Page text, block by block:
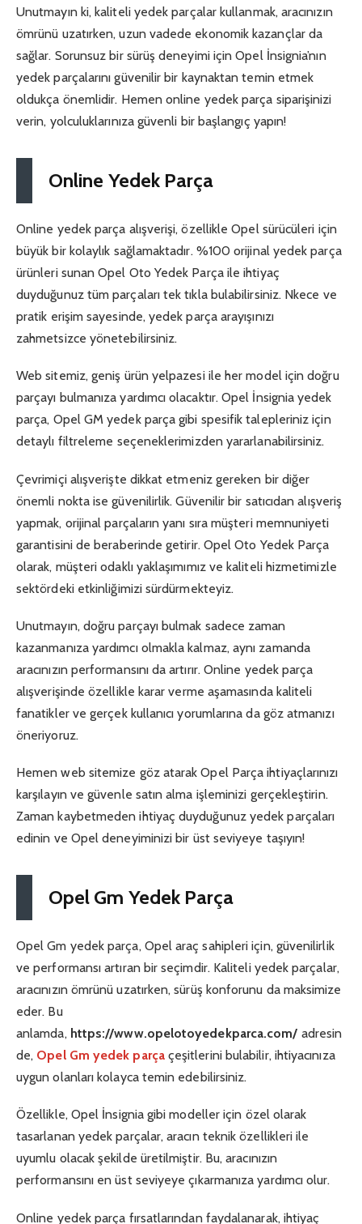
Unutmayın ki, kaliteli yedek parçalar kullanmak, aracınızın
ömrünü uzatırken, uzun vadede ekonomik kazançlar da
sağlar. Sorunsuz bir sürüş deneyimi için Opel İnsignia’nın
yedek parçalarını güvenilir bir kaynaktan temin etmek
oldukça önemlidir. Hemen online yedek parça siparişinizi
verin, yolculuklarınıza güvenli bir başlangıç yapın!
Online Yedek Parça
Online yedek parça alışverişi, özellikle Opel sürücüleri için
büyük bir kolaylık sağlamaktadır. %100 orijinal yedek parça
ürünleri sunan Opel Oto Yedek Parça ile ihtiyaç
duyduğunuz tüm parçaları tek tıkla bulabilirsiniz. Nkece ve
pratik erişim sayesinde, yedek parça arayışınızı
zahmetsizce yönetebilirsiniz.
Web sitemiz, geniş ürün yelpazesi ile her model için doğru
parçayı bulmanıza yardımcı olacaktır. Opel İnsignia yedek
parça, Opel GM yedek parça gibi spesifik talepleriniz için
detaylı filtreleme seçeneklerimizden yararlanabilirsiniz.
Çevrimiçi alışverişte dikkat etmeniz gereken bir diğer
önemli nokta ise güvenilirlik. Güvenilir bir satıcıdan alışveriş
yapmak, orijinal parçaların yanı sıra müşteri memnuniyeti
garantisini de beraberinde getirir. Opel Oto Yedek Parça
olarak, müşteri odaklı yaklaşımımız ve kaliteli hizmetimizle
sektördeki etkinliğimizi sürdürmekteyiz.
Unutmayın, doğru parçayı bulmak sadece zaman
kazanmanıza yardımcı olmakla kalmaz, aynı zamanda
aracınızın performansını da artırır. Online yedek parça
alışverişinde özellikle karar verme aşamasında kaliteli
fanatikler ve gerçek kullanıcı yorumlarına da göz atmanızı
öneriyoruz.
Hemen web sitemize göz atarak Opel Parça ihtiyaçlarınızı
karşılayın ve güvenle satın alma işleminizi gerçekleştirin.
Zaman kaybetmeden ihtiyaç duyduğunuz yedek parçaları
edinin ve Opel deneyiminizi bir üst seviyeye taşıyın!
Opel Gm Yedek Parça
Opel Gm yedek parça, Opel araç sahipleri için, güvenilirlik
ve performansı artıran bir seçimdir. Kaliteli yedek parçalar,
aracınızın ömrünü uzatırken, sürüş konforunu da maksimize
eder. Bu
anlamda, https://www.opelotoyedekparca.com/ adresin
de, Opel Gm yedek parçaçeşitlerini bulabilir, ihtiyacınıza
uygun olanları kolayca temin edebilirsiniz.
Özellikle, Opel İnsignia gibi modeller için özel olarak
tasarlanan yedek parçalar, aracın teknik özellikleri ile
uyumlu olacak şekilde üretilmiştir. Bu, aracınızın
performansını en üst seviyeye çıkarmanıza yardımcı olur.
Online yedek parça fırsatlarından faydalanarak, ihtiyaç